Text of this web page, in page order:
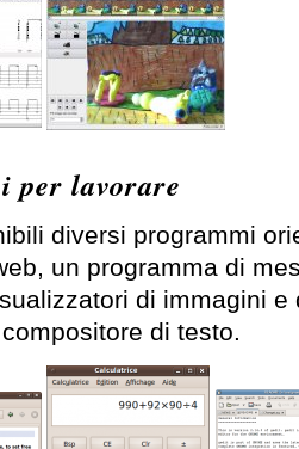
per lavorare
diversi programmi
un programma di
di immagini
di testo.